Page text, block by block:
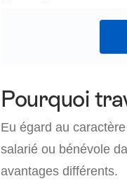
Pourquoi
Eu égard au
salarié ou bénévole
avantages différents.